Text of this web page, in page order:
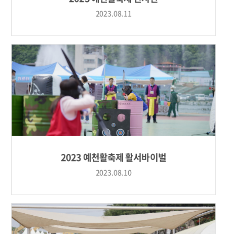
2023.08.11
2023 예천활축제 활서바이벌
2023.08.10